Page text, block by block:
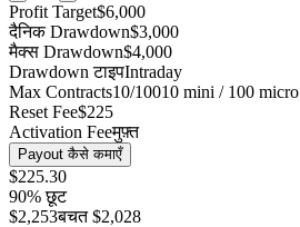
Profit Target$6,000
दैनिक Drawdown$3,000
मैक्स Drawdown$4,000
Drawdown टाइपIntraday
Max Contracts10/10010 mini / 100 micro
Reset Fee$225
Activation Feeमुफ़्त
Payout कैसे कमाएँ
$225.30
90% छूट
$2,253बचत$2,028